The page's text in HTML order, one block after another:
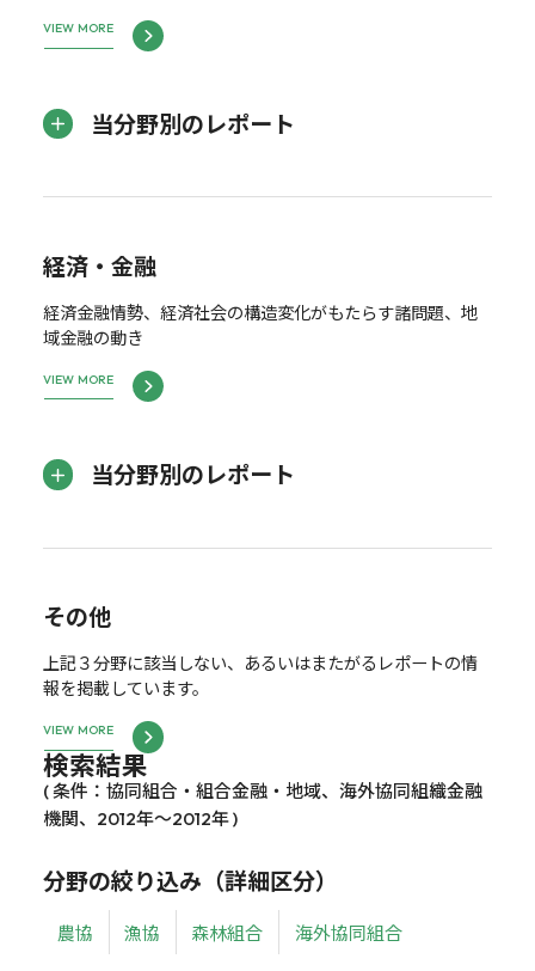
VIEW MORE
当分野別のレポート
経済・金融
経済金融情勢、経済社会の構造変化がもたらす諸問題、地
域金融の動き
VIEW MORE
当分野別のレポート
その他
上記３分野に該当しない、あるいはまたがるレポートの情
報を掲載しています。
VIEW MORE
検索結果
( 条件：協同組合・組合金融・地域、海外協同組織金融
機関、2012年～2012年 )
分野の絞り込み（詳細区分）
農協 漁協 森林組合 海外協同組合